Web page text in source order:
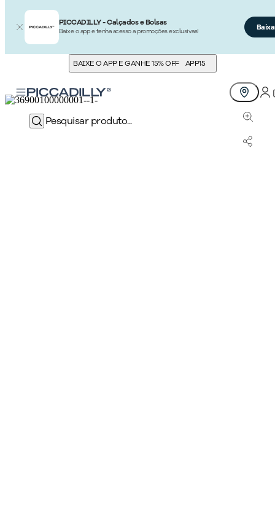
PICCADILLY - Calçados e Bolsas
Baixe o app e tenha acesso a promoções exclusivas!
BAIXE O APP E GANHE 15% OFF APP15